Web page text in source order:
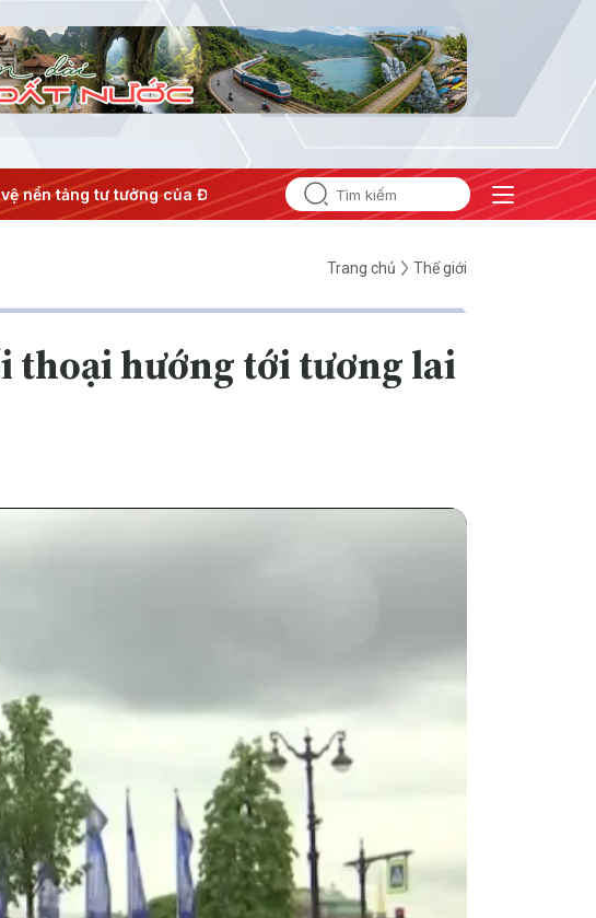
nền tảng tư tưởng của Đảng #Hội nghị Trung ương 3
Trang chủ Thế giới
thoại hướng tới tương lai